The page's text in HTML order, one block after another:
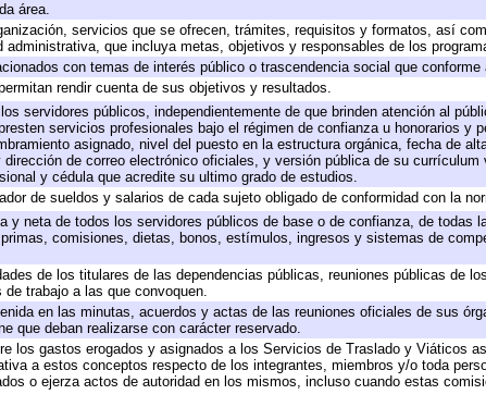
área.
servicios que se ofrecen, trámites, requisitos y formatos, así
administrativa, que incluya metas, objetivos y responsables de los
con temas de interés público o trascendencia social que
rendir cuenta de sus objetivos y resultados.
servidores públicos, independientemente de que brinden atención al
servicios profesionales bajo el régimen de confianza u honorarios y
asignado, nivel del puesto en la estructura orgánica, fecha de
de correo electrónico oficiales, y versión pública de su currículum
y cédula que acredite su ultimo grado de estudios.
de sueldos y salarios de cada sujeto obligado de conformidad con la
y neta de todos los servidores públicos de base o de confianza, de todas
comisiones, dietas, bonos, estímulos, ingresos y sistemas de
de los titulares de las dependencias públicas, reuniones públicas de
trabajo a las que convoquen.
en las minutas, acuerdos y actas de las reuniones oficiales de sus
que deban realizarse con carácter reservado.
los gastos erogados y asignados a los Servicios de Traslado y Viáticos
a estos conceptos respecto de los integrantes, miembros y/o toda
o ejerza actos de autoridad en los mismos, incluso cuando estas